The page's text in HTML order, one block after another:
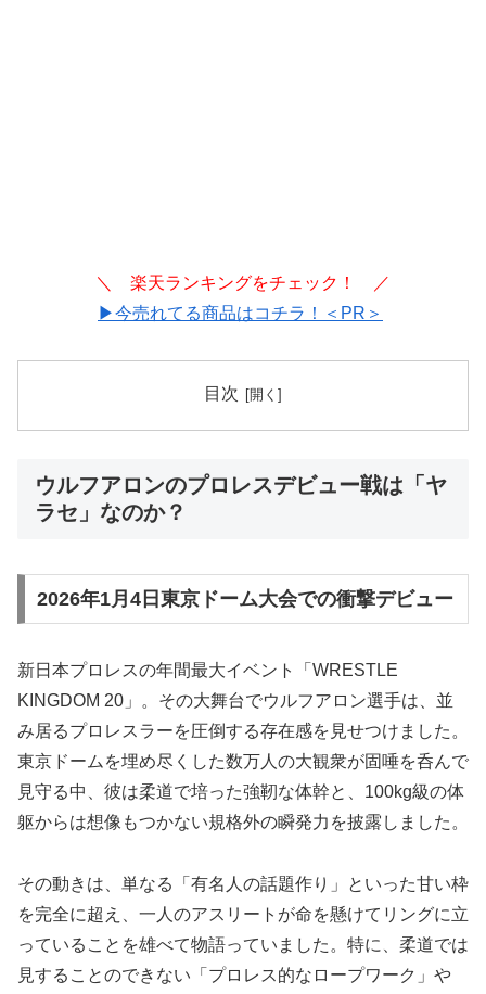
＼ 楽天ランキングをチェック！ ／
▶今売れてる商品はコチラ！＜PR＞
目次
ウルフアロンのプロレスデビュー戦は「ヤ
ラセ」なのか？
2026年1月4日東京ドーム大会での衝撃デビュー
新日本プロレスの年間最大イベント「WRESTLE
KINGDOM 20」。その大舞台でウルフアロン選手は、並
み居るプロレスラーを圧倒する存在感を見せつけました。
東京ドームを埋め尽くした数万人の大観衆が固唾を呑んで
見守る中、彼は柔道で培った強靭な体幹と、100kg級の体
躯からは想像もつかない規格外の瞬発力を披露しました。
その動きは、単なる「有名人の話題作り」といった甘い枠
を完全に超え、一人のアスリートが命を懸けてリングに立
っていることを雄べて物語っていました。特に、柔道では
見することのできない「プロレス的なロープワーク」や